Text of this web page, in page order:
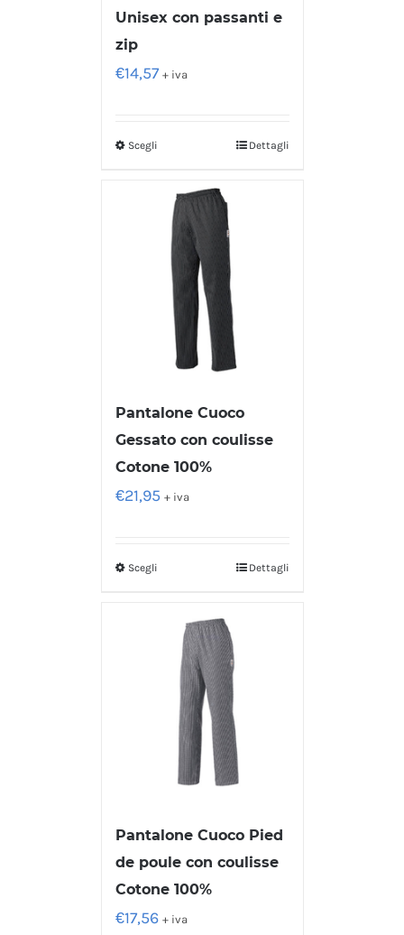
Unisex con passanti e
zip
€14,57 + iva
Scegli Dettagli
Pantalone Cuoco
Gessato con coulisse
Cotone 100%
€21,95 + iva
Scegli Dettagli
Pantalone Cuoco Pied
de poule con coulisse
Cotone 100%
€17,56 + iva